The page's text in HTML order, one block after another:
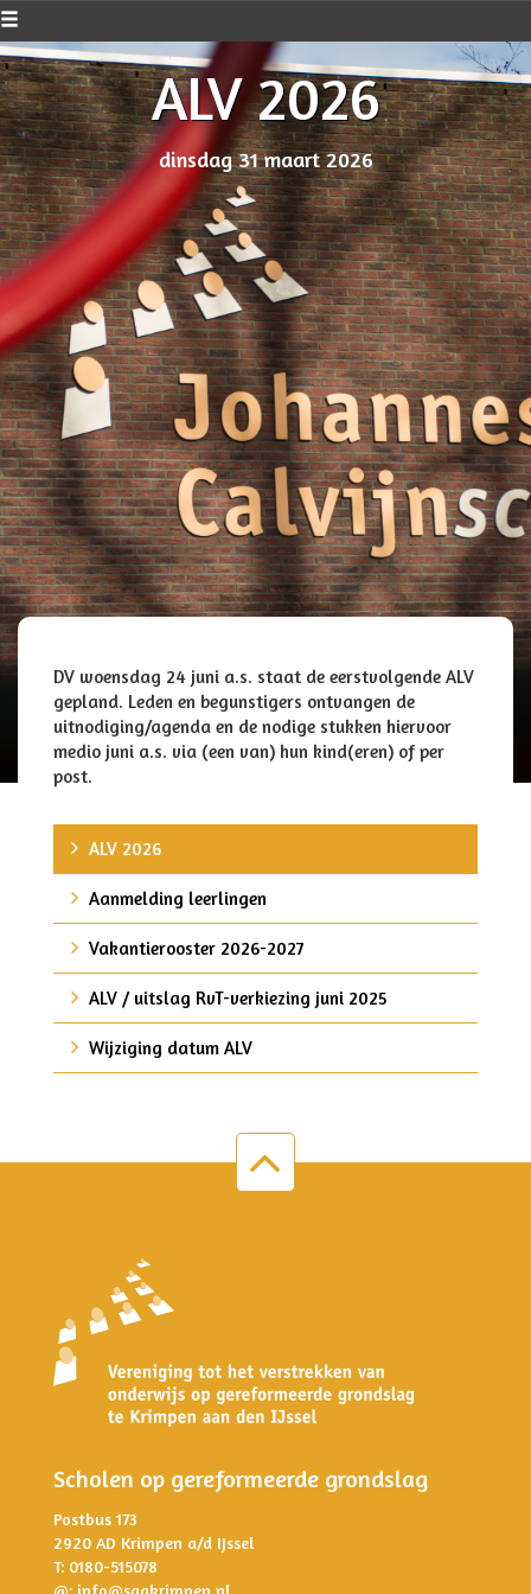
ALV 2026
dinsdag 31 maart 2026
DV woensdag 24 juni a.s. staat de eerstvolgende ALV
gepland. Leden en begunstigers ontvangen de
uitnodiging/agenda en de nodige stukken hiervoor
medio juni a.s. via (een van) hun kind(eren) of per
post.
ALV 2026
Aanmelding leerlingen
Vakantierooster 2026-2027
ALV / uitslag RvT-verkiezing juni 2025
Wijziging datum ALV
Scholen op gereformeerde grondslag
Postbus 173
2920 AD Krimpen a/d IJssel
T: 0180-515078
@: info@sggkrimpen.nl